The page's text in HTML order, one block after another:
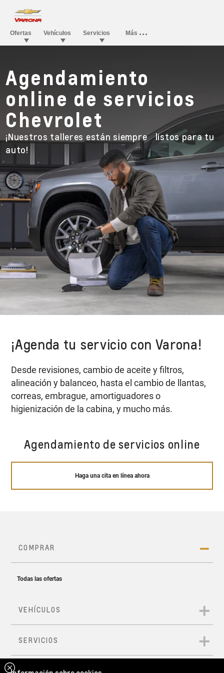
Agendamiento
online de servicios
Chevrolet
¡Nuestros talleres están siempre listos para tu
auto!
¡Agenda tu servicio con Varona!
Desde revisiones, cambio de aceite y filtros,
alineación y balanceo, hasta el cambio de llantas,
correas, embrague, amortiguadores o
higienización de la cabina, y mucho más.
Agendamiento de servicios online
Haga una cita en línea ahora